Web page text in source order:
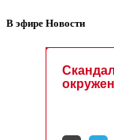
В эфире Новости